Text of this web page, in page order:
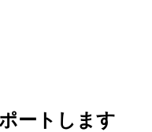
ートします